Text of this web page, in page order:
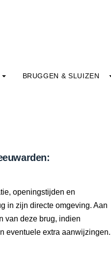
BRUGGEN & SLUIZEN
openingstijden en
in zijn directe omgeving. Aan
van deze brug, indien
eventuele extra aanwijzingen.